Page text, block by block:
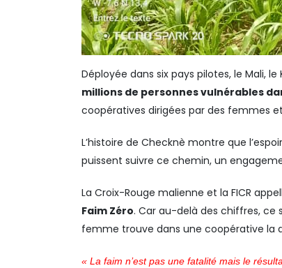
Déployée dans six pays pilotes, le Mali,
millions de personnes vulnérables
coopératives dirigées par des femmes
L’histoire de Checknè montre que
puissent suivre ce chemin, un
La Croix-Rouge malienne et la FICR
Faim Zéro. Car au-delà des chiffres, ce
femme trouve dans une coopérative la
« La faim n’est pas une fatalité mais le